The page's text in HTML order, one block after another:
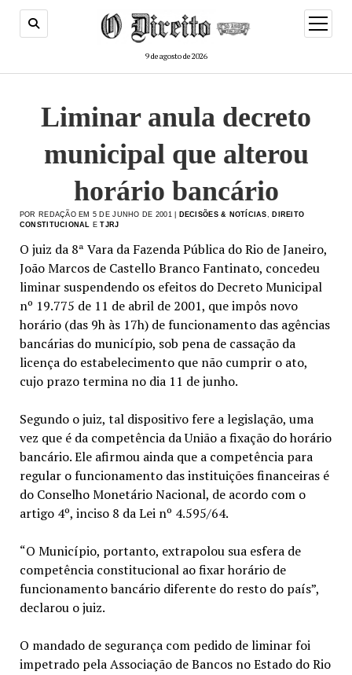
9 de agosto de 2026
menu
de
Liminar anula decreto
municipal que alterou
horário bancário
POR REDAÇÃO EM 5 DE JUNHO DE 2001 | DECISÕES & NOTÍCIAS
DIREITO
CONSTITUCIONAL
ETJRJ
O juiz da 8ª Vara da Fazenda Pública do Rio de Janeiro,
João Marcos de Castello Branco Fantinato, concedeu
liminar suspendendo os efeitos do Decreto Municipal
nº 19.775 de 11 de abril de 2001, que impôs novo
horário (das 9h às 17h) de funcionamento das agências
bancárias do município, sob pena de cassação da
licença do estabelecimento que não cumprir o ato,
cujo prazo termina no dia 11 de junho.
Segundo o juiz, tal dispositivo fere a legislação, uma
vez que é da competência da União a fixação do horário
bancário. Ele afirmou ainda que a competência para
regular o funcionamento das instituições financeiras é
do Conselho Monetário Nacional, de acordo com o
artigo 4º, inciso 8 da Lei nº 4.595/64.
“O Município, portanto, extrapolou sua esfera de
competência constitucional ao fixar horário de
funcionamento bancário diferente do resto do país”,
declarou o juiz.
O mandado de segurança com pedido de liminar foi
impetrado pela Associação de Bancos no Estado do Rio